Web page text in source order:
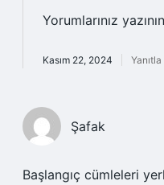
Yorumlarınız yazının
Kasım 22, 2024 Yanıtla
Şafak
Başlangıç cümleleri